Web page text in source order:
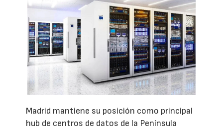
Madrid mantiene su posición como principal
hub de centros de datos de la Península